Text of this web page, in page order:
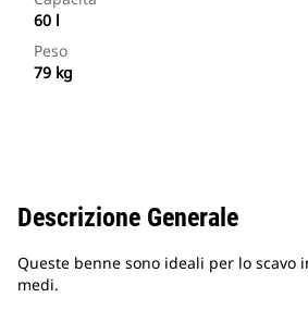
60 l
Peso
79 kg
Descrizione Generale
Queste benne sono ideali per lo scavo
medi.